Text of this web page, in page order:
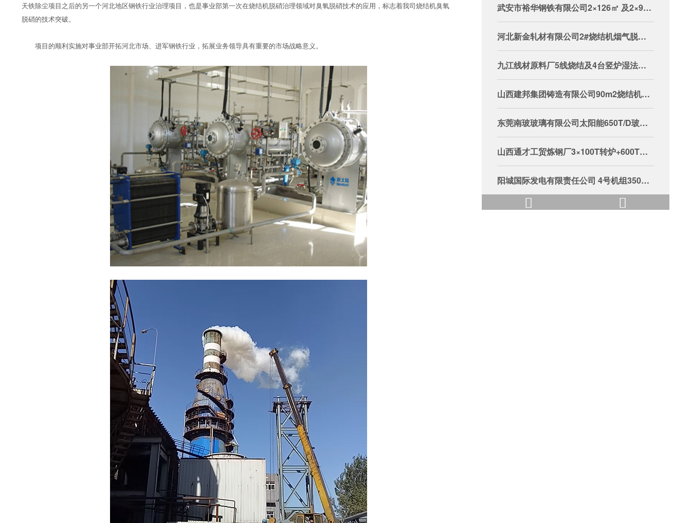
天铁除尘项目之后的另一个河北地区钢铁行业治理项目，也是事业部第一次在烧结机脱硝治理领域对臭氧脱硝技术的应用，标志着我司烧结机臭氧
脱硝的技术突破。
项目的顺利实施对事业部开拓河北市场、进军钢铁行业，拓展业务领导具有重要的市场战略意义。
武安市裕华钢铁有限公司2×126㎡ 及2×90㎡烧结机脱硝项目
河北新金轧材有限公司2#烧结机烟气脱硝项目
九江线材原料厂5线烧结及4台竖炉湿法脱硫烟羽脱白项目
山西建邦集团铸造有限公司90m2烧结机烟气脱硝、除尘、消白项目
东莞南玻玻璃有限公司太阳能650T/D玻璃生产线烟气除尘脱硝EPC总承包
山西通才工贸炼钢厂3×100T转炉+600T混铁炉三次除尘系统
阳城国际发电有限责任公司 4号机组350MW锅炉增加湿式静电除尘器改造工程
大唐华银金竹山火力发电分公司#3机组增加湿式静电除尘器改造项目
 